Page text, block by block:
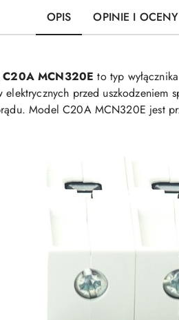
OPIS OPINIE I
C20A MCN320E to typ
przed
Model C20A MCN320E jest